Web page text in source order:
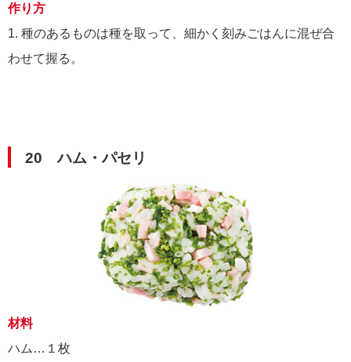
作り方
1. 種のあるものは種を取って、細かく刻みごはんに混ぜ合
わせて握る。
20 ハム・パセリ
材料
ハム…１枚